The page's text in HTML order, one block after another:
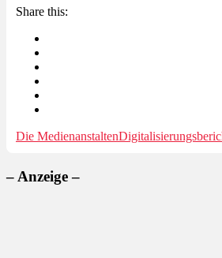
Share this:
Die Medienanstalten
– Anzeige –